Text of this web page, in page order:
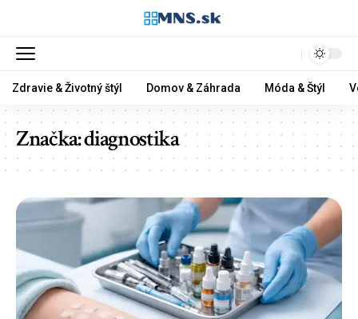
Zdravie & Životný štýl Domov & Záhrada Móda & Štýl
Značka:diagnostika